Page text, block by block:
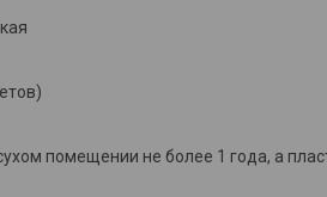
помещении не более 1 года, а